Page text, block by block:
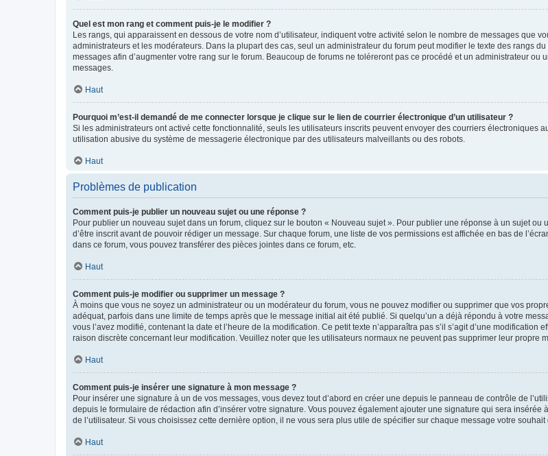
Quel est mon rang et comment puis-je le modifier ?
Les rangs, qui apparaissent en dessous de votre nom d’utilisateur, indiquent votre activité selon le nombre de messages que
administrateurs et les modérateurs. Dans la plupart des cas, seul un administrateur du forum peut modifier le texte des rangs
messages afin d’augmenter votre rang sur le forum. Beaucoup de forums ne toléreront pas ce procédé et un administrateur
messages.
Haut
Pourquoi m’est-il demandé de me connecter lorsque je clique sur le lien de courrier électronique d’un utilisateur ?
Si les administrateurs ont activé cette fonctionnalité, seuls les utilisateurs inscrits peuvent envoyer des courriers électroniques
utilisation abusive du système de messagerie électronique par des utilisateurs malveillants ou des robots.
Haut
Problèmes de publication
Comment puis-je publier un nouveau sujet ou une réponse ?
Pour publier un nouveau sujet dans un forum, cliquez sur le bouton « Nouveau sujet ». Pour publier une réponse à un sujet
d’être inscrit avant de pouvoir rédiger un message. Sur chaque forum, une liste de vos permissions est affichée en bas de
dans ce forum, vous pouvez transférer des pièces jointes dans ce forum, etc.
Haut
Comment puis-je modifier ou supprimer un message ?
À moins que vous ne soyez un administrateur ou un modérateur du forum, vous ne pouvez modifier ou supprimer que vos
adéquat, parfois dans une limite de temps après que le message initial ait été publié. Si quelqu’un a déjà répondu à votre
vous l’avez modifié, contenant la date et l’heure de la modification. Ce petit texte n’apparaîtra pas s’il s’agit d’une
raison discrète concernant leur modification. Veuillez noter que les utilisateurs normaux ne peuvent pas supprimer leur propre
Haut
Comment puis-je insérer une signature à mon message ?
Pour insérer une signature à un de vos messages, vous devez tout d’abord en créer une depuis le panneau de contrôle de
depuis le formulaire de rédaction afin d’insérer votre signature. Vous pouvez également ajouter une signature qui sera
de l’utilisateur. Si vous choisissez cette dernière option, il ne vous sera plus utile de spécifier sur chaque message votre souhait
Haut